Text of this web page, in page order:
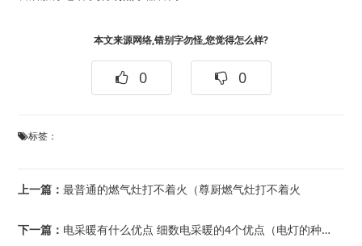
本文来源网络,错别字勿怪,您觉得怎么样?
0 0
标签：
上一篇：最普通的燃气灶打不着火（尊厨燃气灶打不着火
下一篇： 电采暖有什么优点 细数电采暖的4个优点（电灯的种类有哪些 电灯如何选购